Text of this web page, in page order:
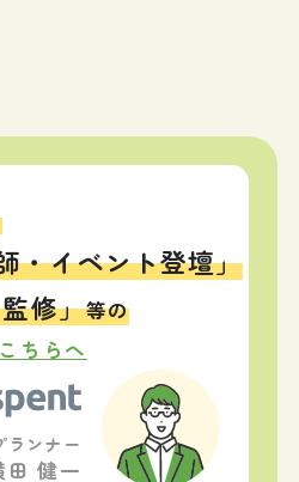
・イベント登壇」
修」等の
ちらへ
ランナー
田 健一